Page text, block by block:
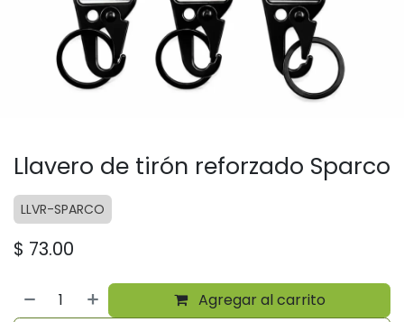
Llavero de tirón reforzado Sparco
LLVR-SPARCO
$ 73.00
Agregar al carrito